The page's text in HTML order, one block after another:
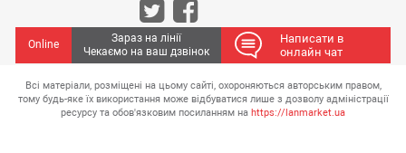
Online
Зараз на лінії
Чекаємо на ваш дзвінок
Написати в
онлайн чат
Всі матеріали, розміщені на цьому сайті, охороняються авторським правом,
тому будь-яке їх використання може відбуватися лише з дозволу адміністрації
ресурсу та обов'язковим посиланням на https://lanmarket.ua